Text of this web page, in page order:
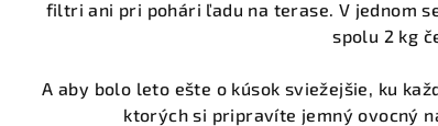
filtri ani pri pohári ľadu na terase. V jednom
spolu 2 kg
A aby bolo leto ešte o kúsok sviežejšie, ku
ktorých si pripravíte jemný ovocný